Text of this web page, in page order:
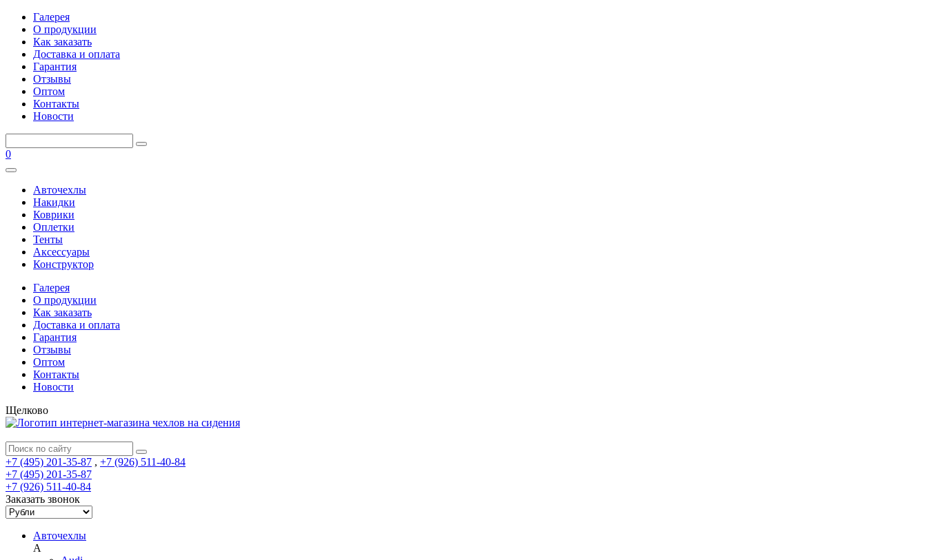
Галерея
О продукции
Как заказать
Доставка и оплата
Гарантия
Отзывы
Оптом
Контакты
Новости
0
Авточехлы
Накидки
Коврики
Оплетки
Тенты
Аксессуары
Конструктор
Галерея
О продукции
Как заказать
Доставка и оплата
Гарантия
Отзывы
Оптом
Контакты
Новости
Щелково
+7 (495) 201-35-87 , +7 (926) 511-40-84
+7 (495) 201-35-87
+7 (926) 511-40-84
Заказать звонок
Авточехлы
A